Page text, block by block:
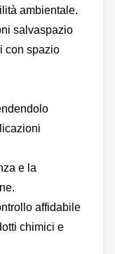
ambientale.
salvaspazio
con spazio
e la
affidabile
chimici e